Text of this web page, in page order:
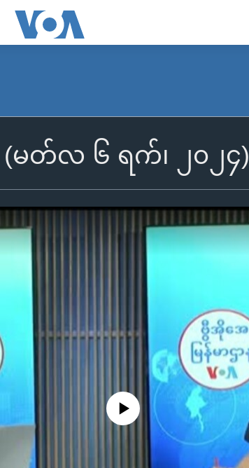
(မတ်လ ၆ ရက်၊ ၂၀၂၄)
No media source currently available